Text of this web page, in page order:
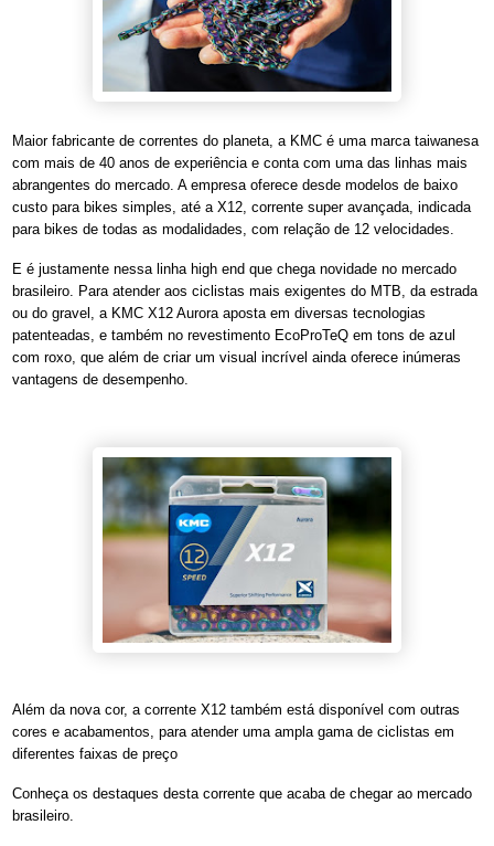
Maior fabricante de correntes do planeta, a KMC é uma marca taiwanesa
com mais de 40 anos de experiência e conta com uma das linhas mais
abrangentes do mercado. A empresa oferece desde modelos de baixo
custo para bikes simples, até a X12, corrente super avançada, indicada
para bikes de todas as modalidades, com relação de 12 velocidades.
E é justamente nessa linha high end que chega novidade no mercado
brasileiro. Para atender aos ciclistas mais exigentes do MTB, da estrada
ou do gravel, a KMC X12 Aurora aposta em diversas tecnologias
patenteadas, e também no revestimento EcoProTeQ em tons de azul
com roxo, que além de criar um visual incrível ainda oferece inúmeras
vantagens de desempenho.
Além da nova cor, a corrente X12 também está disponível com outras
cores e acabamentos, para atender uma ampla gama de ciclistas em
diferentes faixas de preço
Conheça os destaques desta corrente que acaba de chegar ao mercado
brasileiro.